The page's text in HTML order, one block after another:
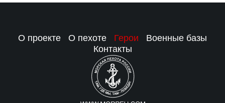
О проекте О пехоте Герои
Военные базы
Контакты